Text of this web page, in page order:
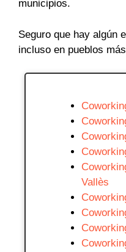
municipios.
Seguro que hay algún
incluso en pueblos
Vallès